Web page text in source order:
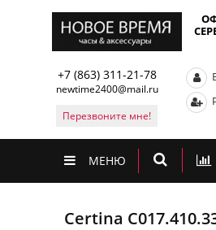
+7 (863) 311-21-78
newtime2400@mail.ru
Перезвоните мне!
МЕНЮ
Certina